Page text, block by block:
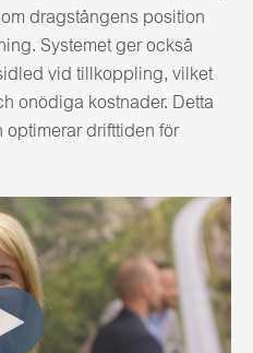
dragstångens position
Systemet ger också
vid tillkoppling, vilket
onödiga kostnader. Detta
optimerar drifttiden för